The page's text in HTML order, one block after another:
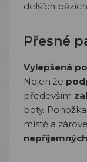
delších
Přesné
Vylepšená
Nejen že
především
boty.
místě a